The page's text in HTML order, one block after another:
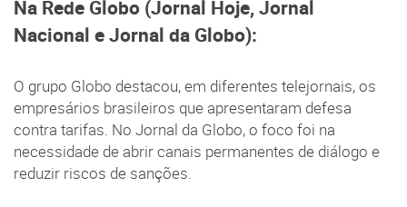
Na Rede Globo (Jornal Hoje, Jornal
Nacional e Jornal da Globo):
O grupo Globo destacou, em diferentes telejornais, os
empresários brasileiros que apresentaram defesa
contra tarifas. No Jornal da Globo, o foco foi na
necessidade de abrir canais permanentes de diálogo e
reduzir riscos de sanções.